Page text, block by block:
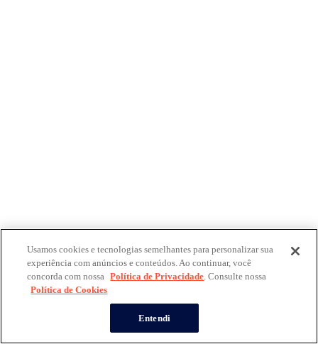
Usamos cookies e tecnologias semelhantes para personalizar sua
experiência com anúncios e conteúdos. Ao continuar, você
concorda com nossa Política de Privacidade. Consulte nossa
Política de Cookies
Entendi